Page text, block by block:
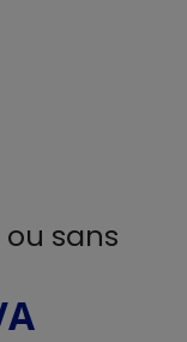
sans